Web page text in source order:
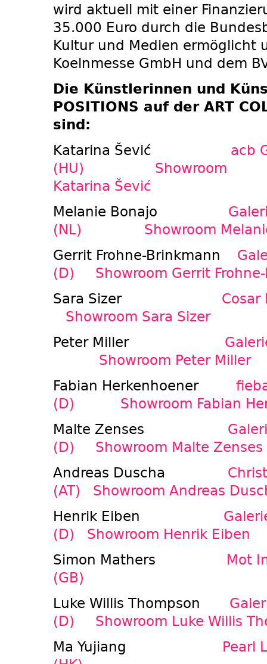
wird aktuell mit einer
35.000 Euro durch die
Kultur und Medien ermöglicht
Koelnmesse GmbH und dem
Die Künstlerinnen und
POSITIONS auf der ART
sind:
Katarina Šević acb
(HU)
Showroom
Katarina Šević
Melanie Bonajo
(NL)
Showroom
Gerrit Frohne-Brinkmann
(D)
Showroom Gerrit
Sara Sizer Cosar
Showroom Sara Sizer
Peter Miller
Showroom Peter Miller
Fabian Herkenhoener
(D)
Showroom Fabian
Malte Zenses
(D)
Showroom Malte Zenses
Andreas Duscha
(AT)
Showroom Andreas
Henrik Eiben
(D)
Showroom Henrik Eiben
Simon Mathers Mot
(GB)
Luke Willis Thompson
(D)
Showroom Luke Willis
Ma Yujiang Pearl